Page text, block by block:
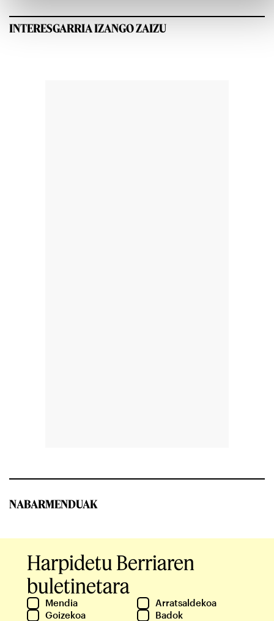
INTERESGARRIA IZANGO ZAIZU
NABARMENDUAK
Harpidetu Berriaren
buletinetara
Mendia
Arratsaldekoa
Goizekoa
Badok